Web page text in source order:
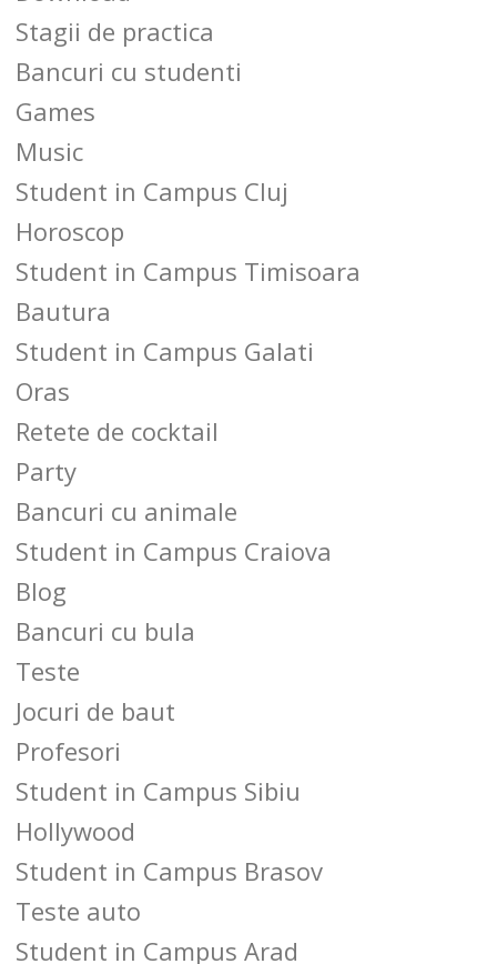
Stagii de practica
Bancuri cu studenti
Games
Music
Student in Campus Cluj
Horoscop
Student in Campus Timisoara
Bautura
Student in Campus Galati
Oras
Retete de cocktail
Party
Bancuri cu animale
Student in Campus Craiova
Blog
Bancuri cu bula
Teste
Jocuri de baut
Profesori
Student in Campus Sibiu
Hollywood
Student in Campus Brasov
Teste auto
Student in Campus Arad